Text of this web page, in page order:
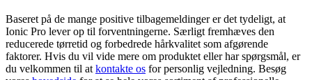
Baseret på de mange positive tilbagemeldinger er det tydeligt, at
Ionic Pro lever op til forventningerne. Særligt fremhæves den
reducerede tørretid og forbedrede hårkvalitet som afgørende
faktorer. Hvis du vil vide mere om produktet eller har spørgsmål, er
du velkommen til at kontakte os for personlig vejledning. Besøg